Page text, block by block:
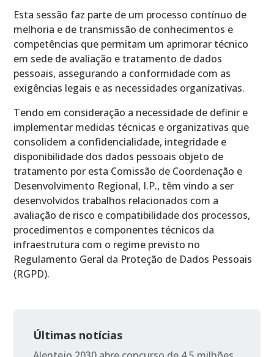
Esta sessão faz parte de um processo contínuo de
melhoria e de transmissão de conhecimentos e
competências que permitam um aprimorar técnico
em sede de avaliação e tratamento de dados
pessoais, assegurando a conformidade com as
exigências legais e as necessidades organizativas.
Tendo em consideração a necessidade de definir e
implementar medidas técnicas e organizativas que
consolidem a confidencialidade, integridade e
disponibilidade dos dados pessoais objeto de
tratamento por esta Comissão de Coordenação e
Desenvolvimento Regional, I.P., têm vindo a ser
desenvolvidos trabalhos relacionados com a
avaliação de risco e compatibilidade dos processos,
procedimentos e componentes técnicos da
infraestrutura com o regime previsto no
Regulamento Geral da Proteção de Dados Pessoais
(RGPD).
Últimas notícias